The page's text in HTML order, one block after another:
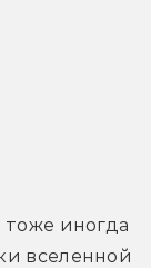
тоже иногда
вселенной